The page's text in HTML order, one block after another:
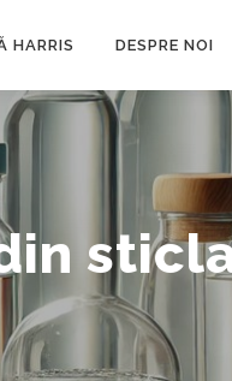
HARRIS DESPRE NOI